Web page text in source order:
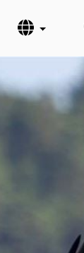
Språk